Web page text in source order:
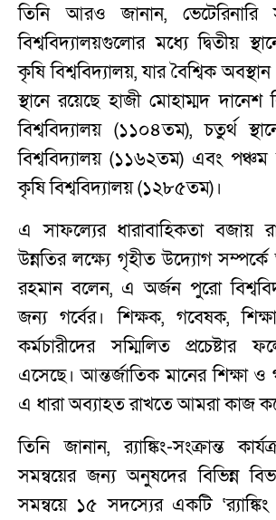
তিনি আরও জানান, ভেটেরিনারি
বিশ্ববিদ্যালয়গুলোর মধ্যে দ্বিতীয়
কৃষি বিশ্ববিদ্যালয়, যার বৈশ্বিক
স্থানে রয়েছে হাজী মোহাম্মদ দানেশ
বিশ্ববিদ্যালয় (১১০৪তম), চতুর্থ
বিশ্ববিদ্যালয় (১১৬২তম) এবং পঞ্চম
কৃষি বিশ্ববিদ্যালয় (১২৮৫তম)।
এ সাফল্যের ধারাবাহিকতা বজায়
উন্নতির লক্ষ্যে গৃহীত উদ্যোগ
রহমান বলেন, এ অর্জন পুরো
জন্য গর্বের। শিক্ষক, গবেষক,
কর্মচারীদের সম্মিলিত
এসেছে। আন্তর্জাতিক মানের শিক্ষা ও
এ ধারা অব্যাহত রাখতে আমরা কাজ
তিনি জানান, র‍্যাঙ্কিং-সংক্রান্ত
সমন্বয়ের জন্য অনুষদের বিভিন্ন
সমন্বয়ে ১৫ সদস্যের একটি